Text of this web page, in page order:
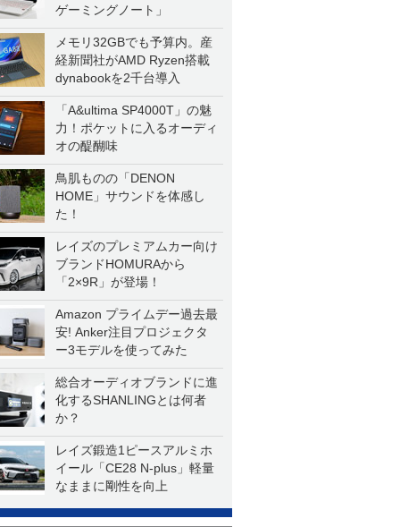
ゲーミングノート」
メモリ32GBでも予算内。産
経新聞社がAMD Ryzen搭載
dynabookを2千台導入
「A&ultima SP4000T」の魅
力！ポケットに入るオーディ
オの醍醐味
鳥肌ものの「DENON
HOME」サウンドを体感し
た！
レイズのプレミアムカー向け
ブランドHOMURAから
「2×9R」が登場！
Amazon プライムデー過去最
安! Anker注目プロジェクタ
ー3モデルを使ってみた
総合オーディオブランドに進
化するSHANLINGとは何者
か？
レイズ鍛造1ピースアルミホ
イール「CE28 N-plus」軽量
なままに剛性を向上